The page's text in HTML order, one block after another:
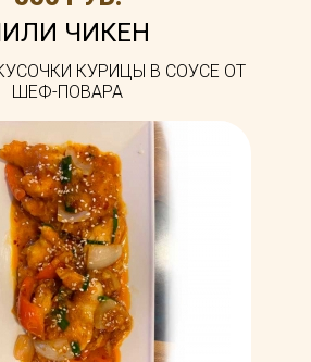
ЧИКЕН
КУРИЦЫ В СОУСЕ ОТ
ШЕФ-ПОВАРА